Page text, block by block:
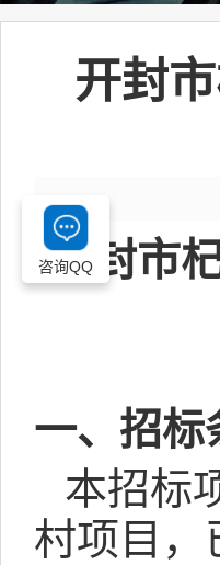
开封
开封市
一、招标
本招标
村项目，
咨询QQ